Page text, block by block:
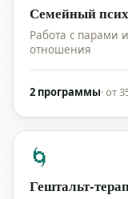
Семейный
Работа с парами
отношения
2 программы·от
🌀
Гештальт-